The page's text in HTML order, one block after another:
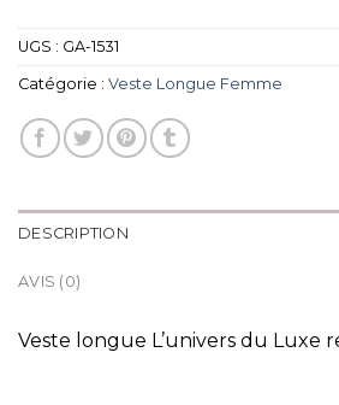
UGS : GA-1531
Catégorie : Veste Longue Femme
DESCRIPTION
AVIS (0)
Veste longue L’univers du Luxe